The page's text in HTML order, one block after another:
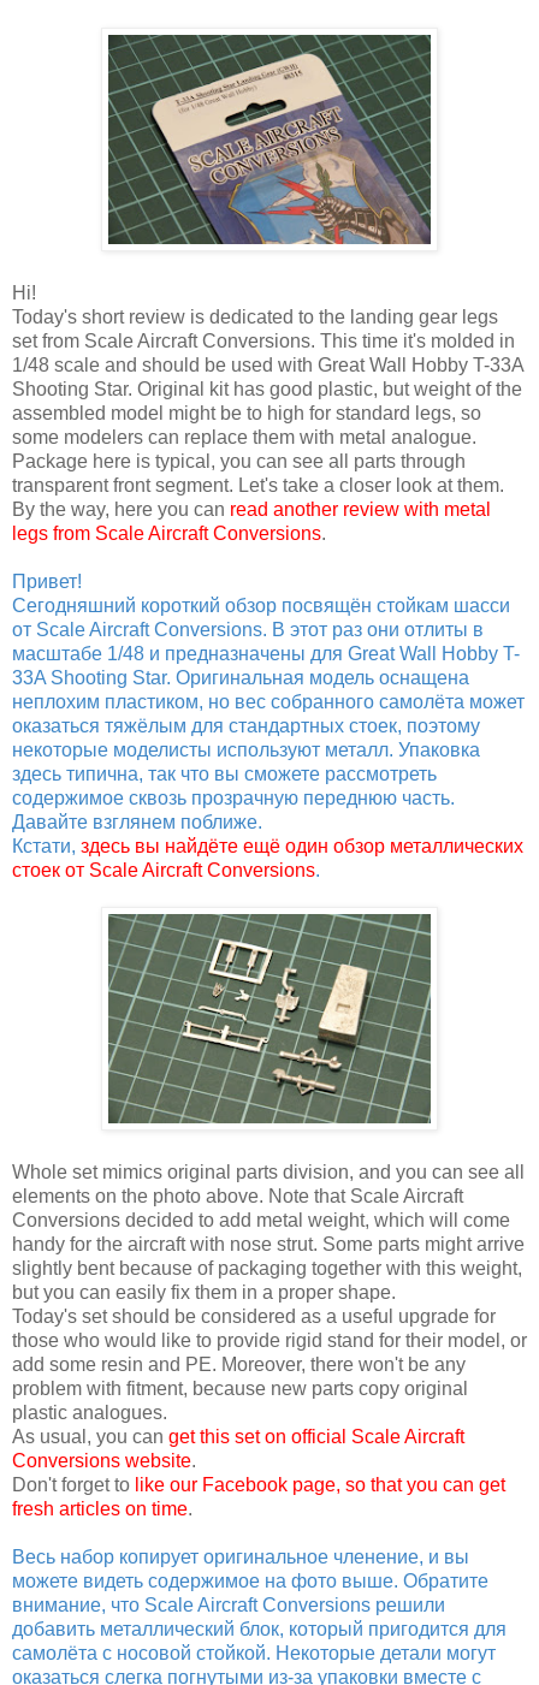
Hi!
Today's short review is dedicated to the landing gear legs
set from Scale Aircraft Conversions. This time it's molded in
1/48 scale and should be used with Great Wall Hobby T-33A
Shooting Star. Original kit has good plastic, but weight of the
assembled model might be to high for standard legs, so
some modelers can replace them with metal analogue.
Package here is typical, you can see all parts through
transparent front segment. Let's take a closer look at them.
By the way, here you can read another review with metal
legs from Scale Aircraft Conversions.
Привет!
Сегодняшний короткий обзор посвящён стойкам шасси
от Scale Aircraft Conversions. В этот раз они отлиты в
масштабе 1/48 и предназначены для Great Wall Hobby T-
33A Shooting Star. Оригинальная модель оснащена
неплохим пластиком, но вес собранного самолёта может
оказаться тяжёлым для стандартных стоек, поэтому
некоторые моделисты используют металл. Упаковка
здесь типична, так что вы сможете рассмотреть
содержимое сквозь прозрачную переднюю часть.
Давайте взглянем поближе.
Кстати, здесь вы найдёте ещё один обзор металлических
стоек от Scale Aircraft Conversions.
Whole set mimics original parts division, and you can see all
elements on the photo above. Note that Scale Aircraft
Conversions decided to add metal weight, which will come
handy for the aircraft with nose strut. Some parts might arrive
slightly bent because of packaging together with this weight,
but you can easily fix them in a proper shape.
Today's set should be considered as a useful upgrade for
those who would like to provide rigid stand for their model, or
add some resin and PE. Moreover, there won't be any
problem with fitment, because new parts copy original
plastic analogues.
As usual, you can get this set on official Scale Aircraft
Conversions website.
Don't forget to like our Facebook page, so that you can get
fresh articles on time.
Весь набор копирует оригинальное членение, и вы
можете видеть содержимое на фото выше. Обратите
внимание, что Scale Aircraft Conversions решили
добавить металлический блок, который пригодится для
самолёта с носовой стойкой. Некоторые детали могут
оказаться слегка погнутыми из-за упаковки вместе с